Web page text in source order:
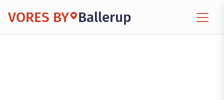
VORES BY Ballerup